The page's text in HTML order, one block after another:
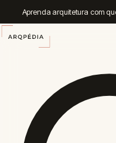
Aprenda arquitetura com